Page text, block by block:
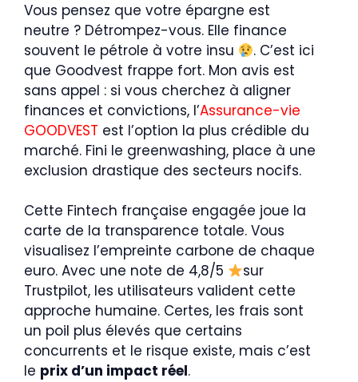
Vous pensez que votre épargne est
neutre ? Détrompez-vous. Elle finance
souvent le pétrole à votre insu
. C’est ici
que Goodvest frappe fort. Mon avis est
sans appel : si vous cherchez à aligner
finances et convictions, l’Assurance-vie
GOODVEST est l’option la plus crédible du
marché. Fini le greenwashing, place à une
exclusion drastique des secteurs nocifs.
Cette Fintech française engagée joue la
carte de la transparence totale. Vous
visualisez l’empreinte carbone de chaque
euro. Avec une note de 4,8/5
sur
Trustpilot, les utilisateurs valident cette
approche humaine. Certes, les frais sont
un poil plus élevés que certains
concurrents et le risque existe, mais c’est
le prix d’un impact réel.